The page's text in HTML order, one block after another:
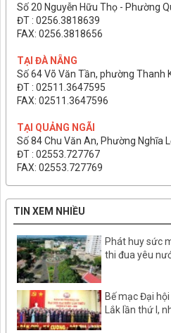
Số 20 Nguyễn Hữu Thọ - Phường
ĐT : 0256.3818639
FAX: 0256.3818656
TẠI ĐÀ NẴNG
Số 64 Võ Văn Tần, phường Thanh
ĐT : 02511.3647595
FAX: 02511.3647596
TẠI QUẢNG NGÃI
Số 84 Chu Văn An, Phường Nghĩa
ĐT : 02553.727767
FAX: 02553.727769
TIN XEM NHIỀU
Phát huy sức
thi đua yêu
Bế mạc Đại
Lắk lần thứ I,